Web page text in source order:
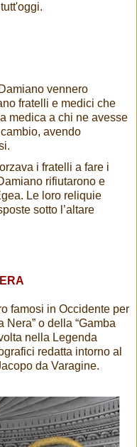
vennero
fratelli e medici che
medica a chi ne avesse
avendo
i fratelli a fare i
rifiutarono e
Le loro reliquie
sotto l’altare
famosi in Occidente per
Nera” o della “Gamba
nella Legenda
redatta intorno al
da Varagine.